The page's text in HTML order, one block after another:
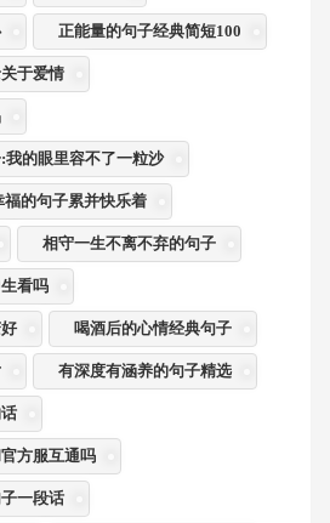
正能量的句子经典简短100
于爱情
的眼里容不了一粒沙
的句子累并快乐着
相守一生不离不弃的句子
看吗
喝酒后的心情经典句子
有深度有涵养的句子精选
方服互通吗
一段话